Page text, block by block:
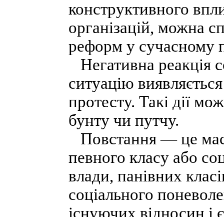
конструктивного
організацій, можна
реформ у сучасному
Негативна реакція
ситуацію
протесту. Такі дії
бунту чи путчу.
Повстання — це
певного класу або
влади, панівних
соціального
існуючих відносин і